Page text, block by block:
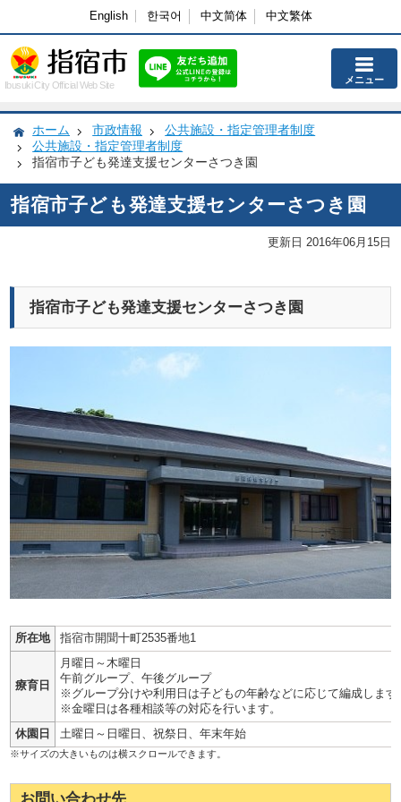
English 한국어 中文简体 中文繁体
Ibusuki City Official Web Site メニュー
ホーム 市政情報
公共施設・指定管理者制度
公共施設・指定管理者制度
指宿市子ども発達支援センターさつき園
指宿市子ども発達支援センターさつき園
更新日 2016年06月15日
指宿市子ども発達支援センターさつき園
所在地 指宿市開聞十町2535番地1
療育日
月曜日～木曜日
午前グループ、午後グループ
※グループ分けや利用日は子どもの年齢などに応じて編成します
※金曜日は各種相談等の対応を行います。
休園日
土曜日～日曜日、祝祭日、年末年始